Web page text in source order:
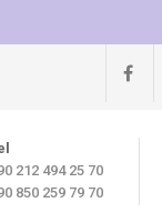
212 494 25 70
850 259 79 70